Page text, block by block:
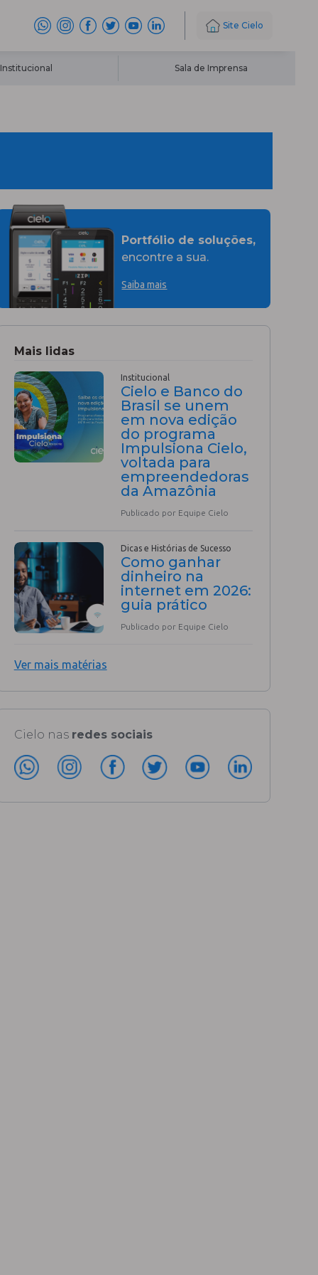
Site Cielo
Institucional Sala de Imprensa
Portfólio de soluções,
encontre a sua.
Saiba mais
Mais lidas
Institucional
Cielo e Banco do
Brasil se unem
em nova edição
do programa
Impulsiona Cielo,
voltada para
empreendedoras
da Amazônia
Publicado por Equipe Cielo
Dicas e Histórias de Sucesso
Como ganhar
dinheiro na
internet em 2026:
guia prático
Publicado por Equipe Cielo
Ver mais matérias
Cielo nas redes sociais